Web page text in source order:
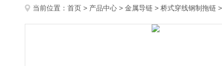
当前位置： 首页 > 产品中心 > 金属导链 > 桥式穿线钢制拖链